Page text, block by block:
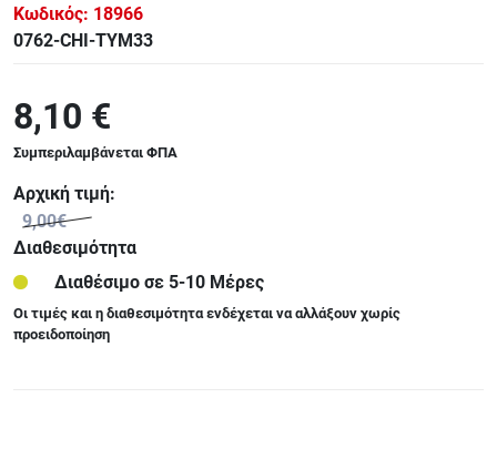
Κωδικός: 18966
0762-CHI-TYM33
8,10 €
Συμπεριλαμβάνεται ΦΠΑ
Αρχική τιμή:
9,00€
Διαθεσιμότητα
Διαθέσιμο σε 5-10 Μέρες
Οι τιμές και η διαθεσιμότητα ενδέχεται να αλλάξουν χωρίς
προειδοποίηση